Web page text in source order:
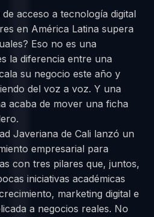
acceso a tecnología digital
en América Latina supera
Eso no es una
la diferencia entre una
su negocio este año y
del voz a voz. Y una
acaba de mover una ficha
Javeriana de Cali lanzó un
empresarial para
con tres pilares que, juntos,
iniciativas académicas
marketing digital e
a negocios reales. No